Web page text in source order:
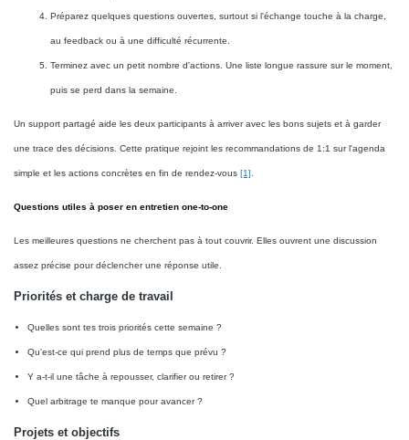
Préparez quelques questions ouvertes, surtout si l'échange touche à la charge,
au feedback ou à une difficulté récurrente.
Terminez avec un petit nombre d'actions. Une liste longue rassure sur le moment,
puis se perd dans la semaine.
Un support partagé aide les deux participants à arriver avec les bons sujets et à garder
une trace des décisions. Cette pratique rejoint les recommandations de 1:1 sur l'agenda
simple et les actions concrètes en fin de rendez-vous [1]
Questions utiles à poser en entretien one-to-one
Les meilleures questions ne cherchent pas à tout couvrir. Elles ouvrent une discussion
assez précise pour déclencher une réponse utile.
Priorités et charge de travail
Quelles sont tes trois priorités cette semaine ?
Qu'est-ce qui prend plus de temps que prévu ?
Y a-t-il une tâche à repousser, clarifier ou retirer ?
Quel arbitrage te manque pour avancer ?
Projets et objectifs